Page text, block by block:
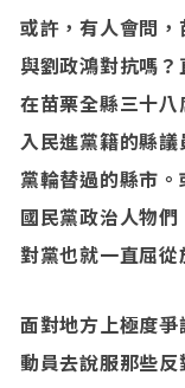
或許，有人會問
與劉政鴻對抗嗎
在苗栗全縣三十
入民進黨籍的縣
黨輪替過的縣市
國民黨政治人物
對黨也就一直屈從
面對地方上極度
動員去說服那些